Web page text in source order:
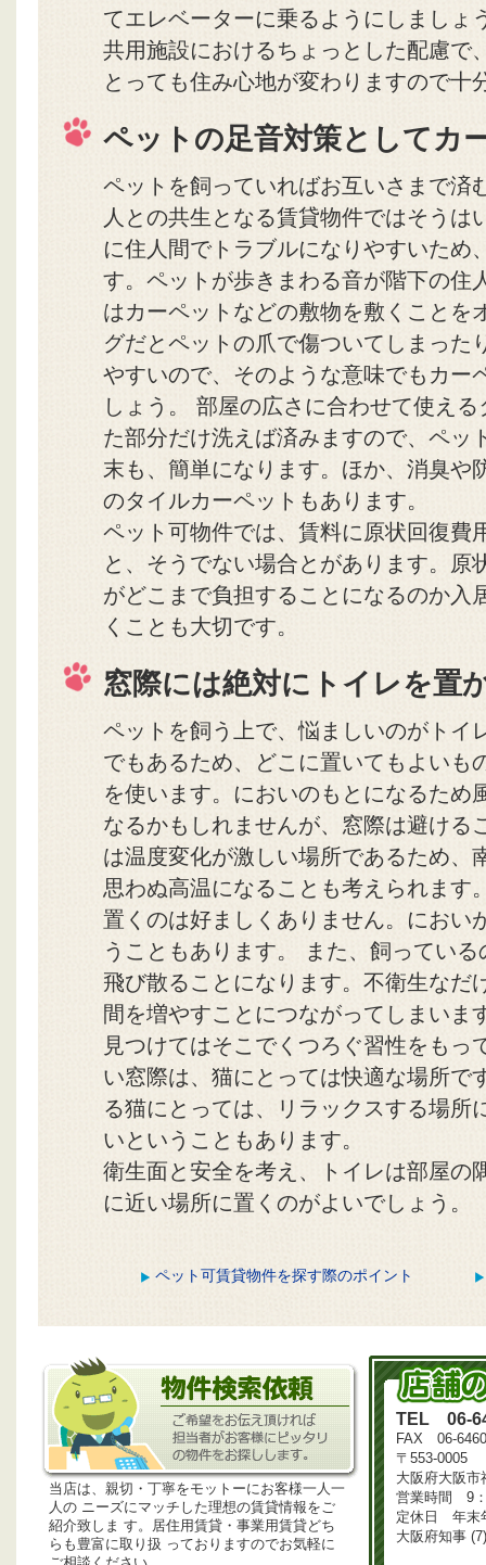
てエレベーターに乗るようにしましょ
共用施設におけるちょっとした配慮で
とっても住み心地が変わりますので十
ペットの足音対策としてカ
ペットを飼っていればお互いさまで済
人との共生となる賃貸物件ではそうは
に住人間でトラブルになりやすいため
す。ペットが歩きまわる音が階下の住
はカーペットなどの敷物を敷くことを
グだとペットの爪で傷ついてしまった
やすいので、そのような意味でもカー
しょう。 部屋の広さに合わせて使え
た部分だけ洗えば済みますので、ペッ
末も、簡単になります。ほか、消臭や
のタイルカーペットもあります。
ペット可物件では、賃料に原状回復費
と、そうでない場合とがあります。原
がどこまで負担することになるのか入
くことも大切です。
窓際には絶対にトイレを置
ペットを飼う上で、悩ましいのがトイ
でもあるため、どこに置いてもよいも
を使います。においのもとになるため
なるかもしれませんが、窓際は避ける
は温度変化が激しい場所であるため、
思わぬ高温になることも考えられます
置くのは好ましくありません。におい
うこともあります。 また、飼ってい
飛び散ることになります。不衛生なだ
間を増やすことにつながってしまいま
見つけてはそこでくつろぐ習性をもっ
い窓際は、猫にとっては快適な場所で
る猫にとっては、リラックスする場所
いということもあります。
衛生面と安全を考え、トイレは部屋の
に近い場所に置くのがよいでしょう。
ペット可賃貸物件を探す際のポイント
TEL 06-
FAX 06-
〒553-0005
大阪府大阪市
営業時間 9
定休日 年末
大阪府知事
当店は、親切・丁寧をモットーにお客様一人一
人の ニーズにマッチした理想の賃貸情報をご
紹介致しま す。居住用賃貸・事業用賃貸どち
らも豊富に取り扱 っておりますのでお気軽に